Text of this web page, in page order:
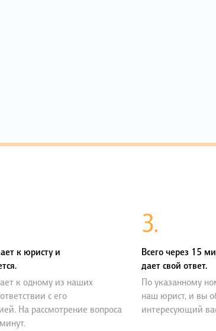
к юристу и
к одному из наших
с его
На рассмотрение вопроса
3.
Всего через 15
дает свой ответ.
По указанному
наш юрист, и вы
интересующий